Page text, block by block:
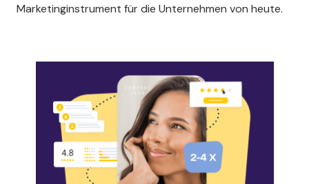
Marketinginstrument für die Unternehmen von heute.